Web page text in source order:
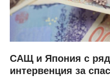
САЩ и Япония с
интервенция за